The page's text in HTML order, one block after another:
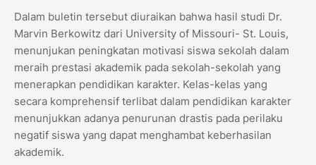
Dalam buletin tersebut diuraikan bahwa hasil studi Dr.
Marvin Berkowitz dari University of Missouri- St. Louis,
menunjukan peningkatan motivasi siswa sekolah dalam
meraih prestasi akademik pada sekolah-sekolah yang
menerapkan pendidikan karakter. Kelas-kelas yang
secara komprehensif terlibat dalam pendidikan karakter
menunjukkan adanya penurunan drastis pada perilaku
negatif siswa yang dapat menghambat keberhasilan
akademik.